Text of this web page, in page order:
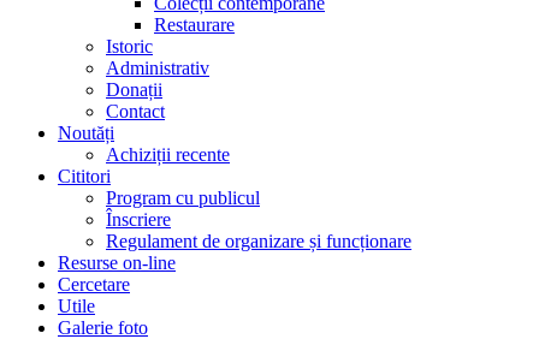
Restaurare
Istoric
Administrativ
Donații
Contact
Noutăți
Achiziții recente
Cititori
Program cu publicul
Înscriere
Regulament de organizare și funcționare
Resurse on-line
Cercetare
Utile
Galerie foto